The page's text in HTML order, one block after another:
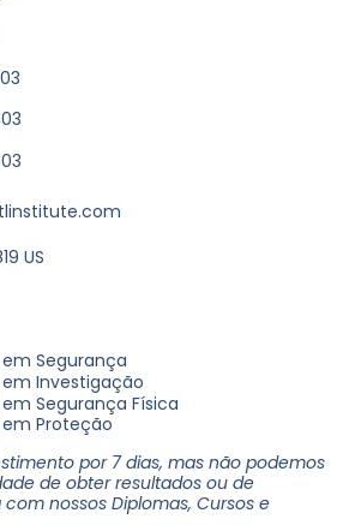
US
Segurança
Investigação
Segurança Física
Proteção
por 7 dias, mas não podemos
de obter resultados ou de
nossos Diplomas, Cursos e